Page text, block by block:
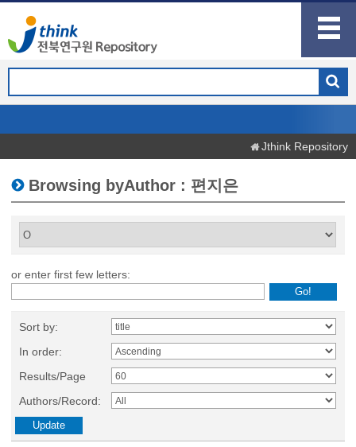
Jthink Repository
Browsing byAuthor : 편지은
or enter first few letters:
Sort by:
In order:
Results/Page
Authors/Record: